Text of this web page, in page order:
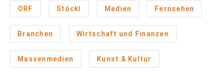
ORF Stöckl Medien Fernsehen
Branchen Wirtschaft und Finanzen
Massenmedien Kunst & Kultur